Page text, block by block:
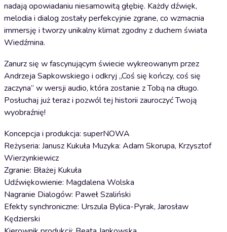
nadają opowiadaniu niesamowitą głębię. Każdy dźwięk,
melodia i dialog zostały perfekcyjnie zgrane, co wzmacnia
immersję i tworzy unikalny klimat zgodny z duchem świata
Wiedźmina.
Zanurz się w fascynującym świecie wykreowanym przez
Andrzeja Sapkowskiego i odkryj „Coś się kończy, coś się
zaczyna” w wersji audio, która zostanie z Tobą na długo.
Posłuchaj już teraz i pozwól tej historii zauroczyć Twoją
wyobraźnię!
Koncepcja i produkcja: superNOWA
Reżyseria: Janusz Kukuła Muzyka: Adam Skorupa, Krzysztof
Wierzynkiewicz
Zgranie: Błażej Kukuła
Udźwiękowienie: Magdalena Wolska
Nagranie Dialogów: Paweł Szaliński
Efekty synchroniczne: Urszula Bylica-Pyrak, Jarosław
Kędzierski